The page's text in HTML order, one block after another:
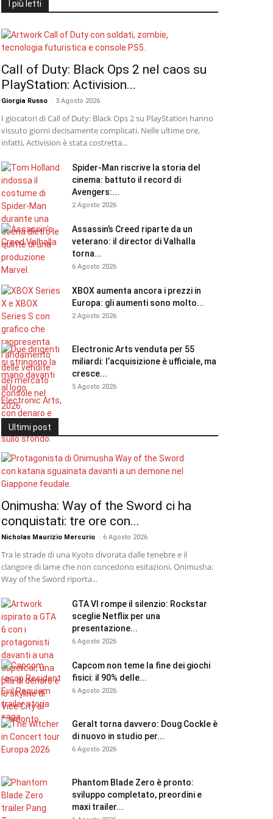
I più letti
Call of Duty: Black Ops 2 nel caos su
PlayStation: Activision...
Giorgia Russo - 3 Agosto 2026
I giocatori di Call of Duty: Black Ops 2 su PlayStation hanno
vissuto giorni decisamente complicati. Nelle ultime ore,
infatti, Activision è stata costretta...
Spider-Man riscrive la storia del
cinema: battuto il record di
Avengers:...
2 Agosto 2026
Assassin’s Creed riparte da un
veterano: il director di Valhalla
torna...
6 Agosto 2026
XBOX aumenta ancora i prezzi in
Europa: gli aumenti sono molto...
2 Agosto 2026
Electronic Arts venduta per 55
miliardi: l’acquisizione è ufficiale, ma
cresce...
5 Agosto 2026
Ultimi post
Onimusha: Way of the Sword ci ha
conquistati: tre ore con...
Nicholas Maurizio Mercurio - 6 Agosto 2026
Tra le strade di una Kyoto divorata dalle tenebre e il
clangore di lame che non concedono esitazioni, Onimusha:
Way of the Sword riporta...
GTA VI rompe il silenzio: Rockstar
sceglie Netflix per una
presentazione...
6 Agosto 2026
Capcom non teme la fine dei giochi
fisici: il 90% delle...
6 Agosto 2026
Geralt torna davvero: Doug Cockle è
di nuovo in studio per...
6 Agosto 2026
Phantom Blade Zero è pronto:
sviluppo completato, preordini e
maxi trailer...